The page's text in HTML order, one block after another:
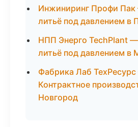
Инжиниринг Профи
литьё под давлением в
НПП Энерго TechPlant
литьё под давлением в
Фабрика Лаб
Контрактное
Новгород